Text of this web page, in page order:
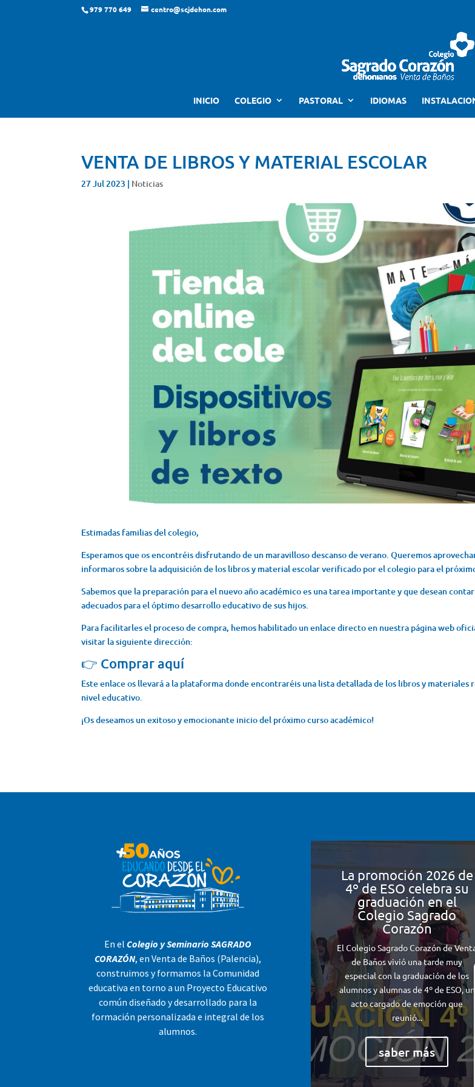
979 770 649 centro@scjdehon.com
INICIO COLEGIO PASTORAL IDIOMAS
VENTA DE LIBROS Y MATERIAL ESCOLAR
27 Jul 2023 | Noticias
Estimadas familias del colegio,
Esperamos que os encontréis disfrutando de un maravilloso descanso de verano. Queremos
informaros sobre la adquisición de los libros y material escolar verificado por el colegio para el
Sabemos que la preparación para el nuevo año académico es una tarea importante y que desean
adecuados para el óptimo desarrollo educativo de sus hijos.
Para facilitarles el proceso de compra, hemos habilitado un enlace directo en nuestra página web
visitar la siguiente dirección:
👉 Comprar aquí
Este enlace os llevará a la plataforma donde encontraréis una lista detallada de los libros y materiales
nivel educativo.
¡Os deseamos un exitoso y emocionante inicio del próximo curso académico!
En el Colegio y Seminario SAGRADO
CORAZÓN, en Venta de Baños (Palencia),
construimos y formamos la Comunidad
educativa en torno a un Proyecto Educativo
común diseñado y desarrollado para la
formación personalizada e integral de los
alumnos.
La promoción 2026 de
4º de ESO celebra su
graduación en el
Colegio Sagrado
Corazón
El Colegio Sagrado Corazón de
de Baños vivió una tarde muy
especial con la graduación de los
alumnos y alumnas de 4º de ESO, un
acto cargado de emoción que
reunió...
saber más